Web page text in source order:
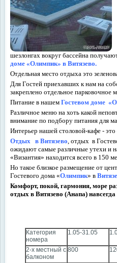
шезлонгах вокруг бассейна
доме «Олимпик» в Витязево.
Отдельная место отдыха это
Для Гостей приехавших к нам на
закреплено отдельное парковочное
Питание в нашем Гостевом доме
Различное меню на хоть какой
внимание по подбору питания для
Интерьер нашей столовой-кафе -
Отдых в Витязево, отдых в
ожидают самые различные утехи и
«Византия» находится всего в 150
Но такое близкое размещение от
Гостевого дома «Олимпик» в
Комфорт, покой, гармония, море
отдых в Витязево (Анапа)
Категория
номера
1.05-31.05
2-х местный с
балконом
800